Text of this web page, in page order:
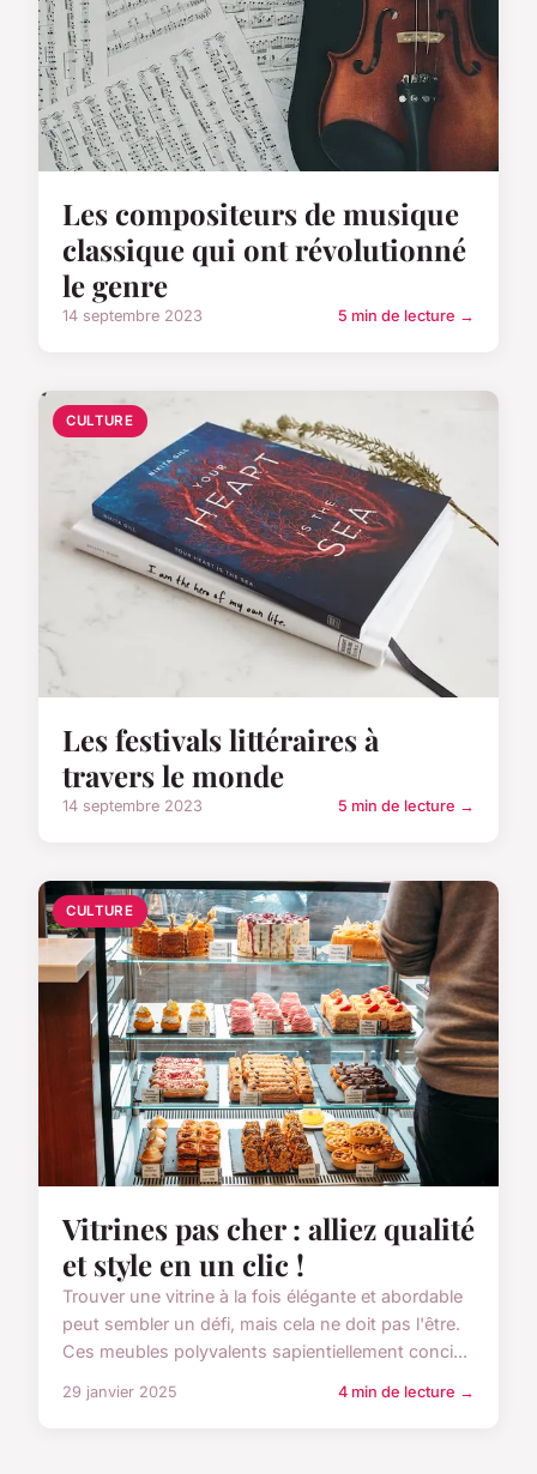
Les compositeurs de musique
classique qui ont révolutionné
le genre
14 septembre 2023 5 min de lecture →
CULTURE
Les festivals littéraires à
travers le monde
14 septembre 2023 5 min de lecture →
CULTURE
Vitrines pas cher : alliez qualité
et style en un clic !
Trouver une vitrine à la fois élégante et abordable
peut sembler un défi, mais cela ne doit pas l'être.
Ces meubles polyvalents sapientiellement conci...
29 janvier 2025 4 min de lecture →